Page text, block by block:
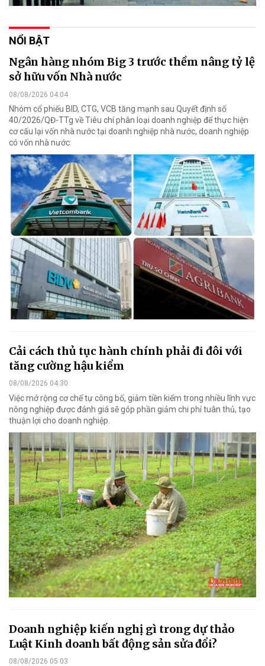
NỔI BẬT
Ngân hàng nhóm Big 3 trước thềm nâng tỷ lệ
sở hữu vốn Nhà nước
08/08/2026 04:04
Nhóm cổ phiếu BID, CTG, VCB tăng mạnh sau Quyết định số
40/2026/QĐ-TTg về Tiêu chí phân loại doanh nghiệp để thực hiện
cơ cấu lại vốn nhà nước tại doanh nghiệp nhà nước, doanh nghiệp
có vốn nhà nước.
Cải cách thủ tục hành chính phải đi đôi với
tăng cường hậu kiểm
08/08/2026 04:30
Việc mở rộng cơ chế tự công bố, giảm tiền kiểm trong nhiều lĩnh vực
nông nghiệp được đánh giá sẽ góp phần giảm chi phí tuân thủ, tạo
thuận lợi cho doanh nghiệp.
Doanh nghiệp kiến nghị gì trong dự thảo
Luật Kinh doanh bất động sản sửa đổi?
08/08/2026 05:03